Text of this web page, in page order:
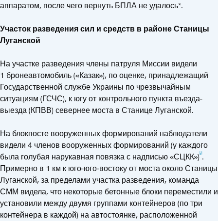
аппаратом, после чего вернуть БПЛА не удалось*.
Участок разведения сил и средств в районе Станицы
Луганской
На участке разведения члены патруля Миссии видели
1 бронеавтомобиль («Казак»), по оценке, принадлежащий
Государственной службе Украины по чрезвычайным
ситуациям (ГСЧС), к югу от контрольного пункта въезда-
выезда (КПВВ) севернее моста в Станице Луганской.
На блокпосте вооруженных формирований наблюдатели
видели 4 членов вооруженных формирований (у каждого
была голубая нарукавная повязка с надписью «СЦКК»)[2].
Примерно в 1 км к юго-юго-востоку от моста около Станицы
Луганской, за пределами участка разведения, команда
СММ видела, что некоторые бетонные блоки переместили и
установили между двумя группами контейнеров (по три
контейнера в каждой) на автостоянке, расположенной